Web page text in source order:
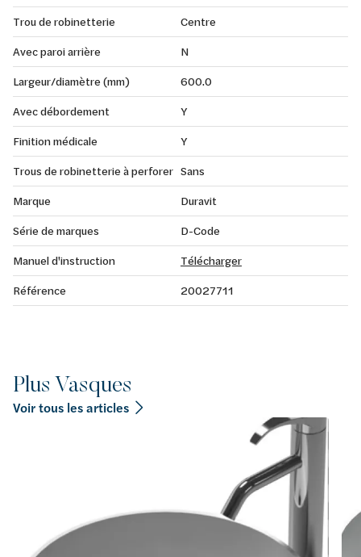
Trou de robinetterie
Centre
Avec paroi arrière
N
Largeur/diamètre (mm)
600.0
Avec débordement
Y
Finition médicale
Y
Trous de robinetterie à perforer Sans
Marque
Duravit
Série de marques
D-Code
Manuel d'instruction
Télécharger
Référence
20027711
Plus Vasques
Voir tous les articles